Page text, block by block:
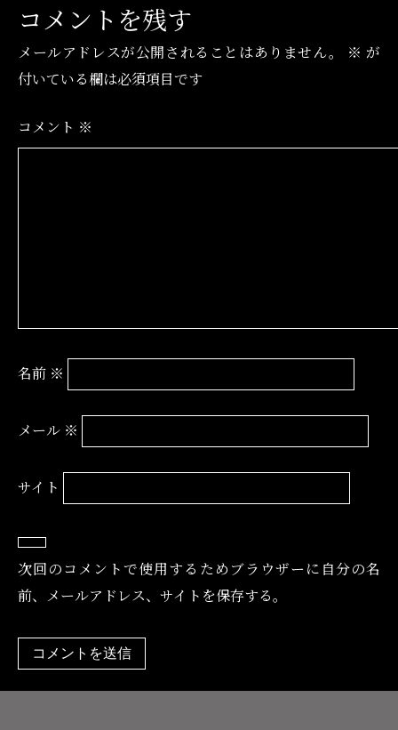
コメントを残す
メールアドレスが公開されることはありません。 ※ が
付いている欄は必須項目です
コメント ※
名前 ※
メール ※
サイト
次回のコメントで使用するためブラウザーに自分の名
前、メールアドレス、サイトを保存する。